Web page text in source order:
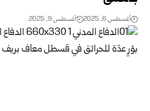
أغسطس 6, 2025 أغسطس 9, 2025